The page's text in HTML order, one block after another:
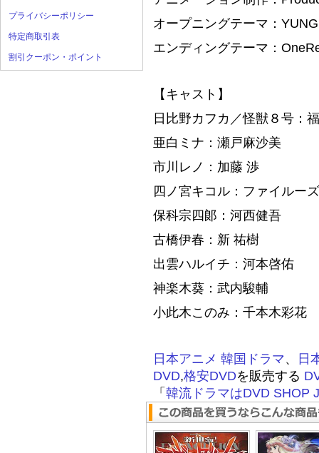
プライバシーポリシー
特定商取引表
割引クーポン・ポイント
オープニングテーマ：
エンディングテーマ：
【キャスト】
日比野カフカ／怪獣８号：
亜白ミナ：瀬戸麻沙美
市川レノ：加藤 渉
四ノ宮キコル：ファイルー
保科宗四郞：河西健吾
古橋伊春：新 祐樹
出雲ハルイチ：河本啓佑
神楽木葵：武内駿輔
小此木このみ：千本木彩花
日本アニメ 韓国ドラマ、
日
DVD,格安DVDを販売する
「 韓流ドラマはDVD SHOP